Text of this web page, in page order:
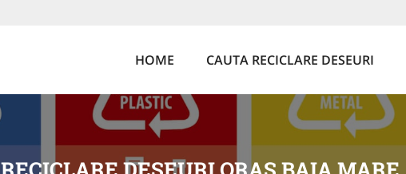
HOME CAUTA RECICLARE DESEURI